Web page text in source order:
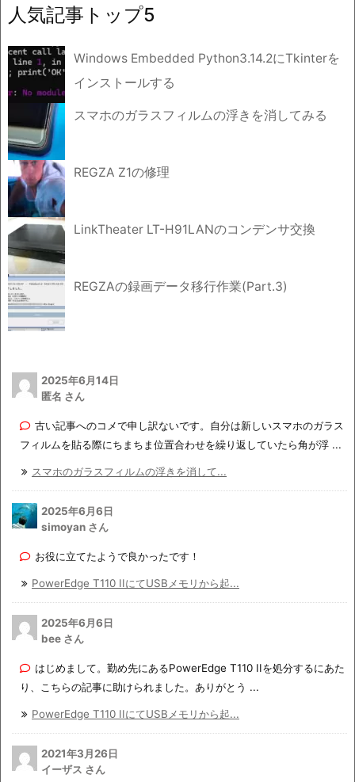
ブ
人気記事トップ5
Windows Embedded Python3.14.2にTkinterを
インストールする
スマホのガラスフィルムの浮きを消してみる
REGZA Z1の修理
LinkTheater LT-H91LANのコンデンサ交換
REGZAの録画データ移行作業(Part.3)
2025年6月14日
匿名 さん
古い記事へのコメで申し訳ないです。自分は新しいスマホのガラス
フィルムを貼る際にちまちま位置合わせを繰り返していたら角が浮 ...
スマホのガラスフィルムの浮きを消して...
2025年6月6日
simoyan さん
お役に立てたようで良かったです！
PowerEdge T110 IIにてUSBメモリから起...
2025年6月6日
bee さん
はじめまして。勤め先にあるPowerEdge T110 IIを処分するにあた
り、こちらの記事に助けられました。ありがとう ...
PowerEdge T110 IIにてUSBメモリから起...
2021年3月26日
イーザス さん